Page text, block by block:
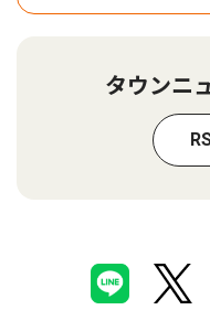
タウンニ